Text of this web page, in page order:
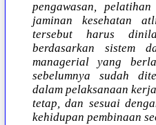
pengawasan,
jaminan kesehatan
tersebut harus
berdasarkan sistem
managerial yang
sebelumnya sudah
dalam pelaksanaan
tetap, dan sesuai
kehidupan pembinaan